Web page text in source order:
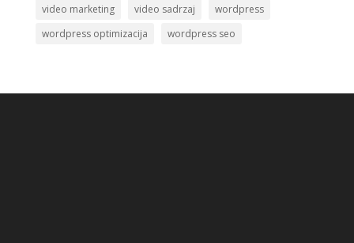
video marketing
video sadrzaj
wordpress
wordpress optimizacija
wordpress seo